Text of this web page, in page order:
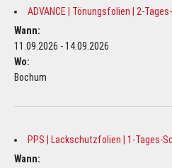
ADVANCE | Tönungsfolien | 2-
Wann:
11.09.2026 - 14.09.2026
Wo:
Bochum
PPS | Lackschutzfolien | 1-Tages-
Wann: